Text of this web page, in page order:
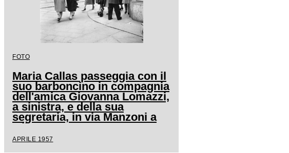
FOTO
Maria Callas passeggia con il
suo barboncino in compagnia
dell'amica Giovanna Lomazzi,
a sinistra, e della sua
segretaria, in via Manzoni a
Milano
APRILE 1957